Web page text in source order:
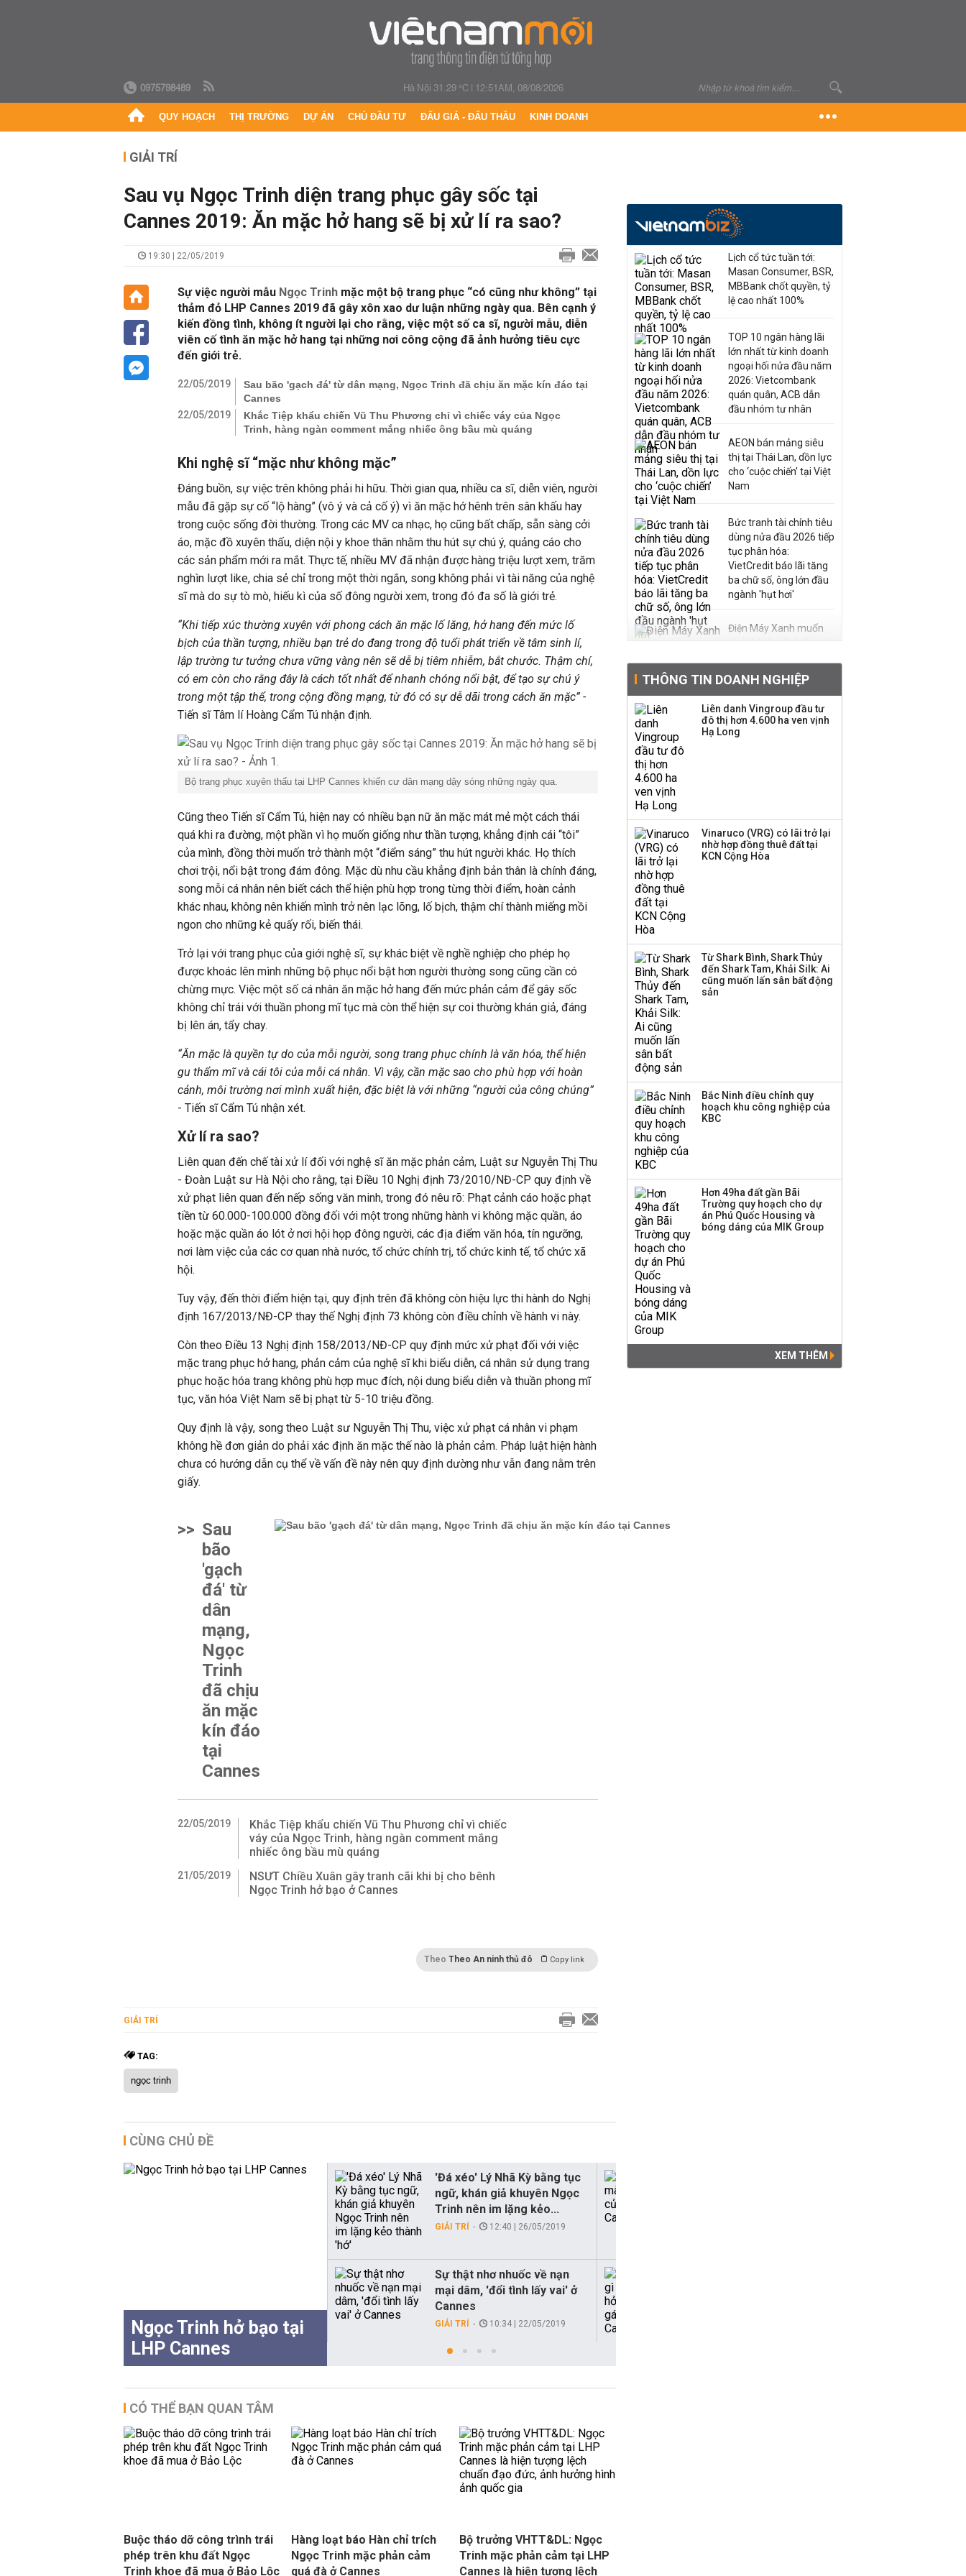
0975798489 Hà Nội 31.29 °C| 12:51AM, 08/08/2026
QUY HOẠCH THỊ TRƯỜNG DỰ ÁN CHỦ ĐẦU TƯ ĐẤU GIÁ - ĐẤU THẦU KINH DOANH
GIẢI TRÍ
Sau vụ Ngọc Trinh diện trang phục gây sốc tại
Cannes 2019: Ăn mặc hở hang sẽ bị xử lí ra sao?
19:30 | 22/05/2019
Sự việc người mẫu Ngọc Trinh mặc một bộ trang phục “có cũng như không” tại
thảm đỏ LHP Cannes 2019 đã gây xôn xao dư luận những ngày qua. Bên cạnh ý
kiến đồng tình, không ít người lại cho rằng, việc một số ca sĩ, người mẫu, diễn
viên cố tình ăn mặc hở hang tại những nơi công cộng đã ảnh hưởng tiêu cực
đến giới trẻ.
22/05/2019
Sau bão 'gạch đá' từ dân mạng, Ngọc Trinh đã chịu ăn mặc kín đáo tại
Cannes
22/05/2019
Khắc Tiệp khẩu chiến Vũ Thu Phương chỉ vì chiếc váy của Ngọc
Trinh, hàng ngàn comment mắng nhiếc ông bầu mù quáng
Khi nghệ sĩ “mặc như không mặc”
Đáng buồn, sự việc trên không phải hi hữu. Thời gian qua, nhiều ca sĩ, diễn viên, người
mẫu đã gặp sự cố “lộ hàng” (vô ý và cả cố ý) vì ăn mặc hớ hênh trên sân khấu hay
trong cuộc sống đời thường. Trong các MV ca nhạc, họ cũng bất chấp, sẵn sàng cởi
áo, mặc đồ xuyên thấu, diện nội y khoe thân nhằm thu hút sự chú ý, quảng cáo cho
các sản phẩm mới ra mắt. Thực tế, nhiều MV đã nhận được hàng triệu lượt xem, trăm
nghìn lượt like, chia sẻ chỉ trong một thời ngắn, song không phải vì tài năng của nghệ
sĩ mà do sự tò mò, hiếu kì của số đông người xem, trong đó đa số là giới trẻ.
“Khi tiếp xúc thường xuyên với phong cách ăn mặc lố lăng, hở hang đến mức lố
bịch của thần tượng, nhiều bạn trẻ do đang trong độ tuổi phát triển về tâm sinh lí,
lập trường tư tưởng chưa vững vàng nên sẽ dễ bị tiêm nhiễm, bắt chước. Thậm chí,
có em còn cho rằng đây là cách tốt nhất để nhanh chóng nổi bật, để tạo sự chú ý
trong một tập thể, trong cộng đồng mạng, từ đó có sự dễ dãi trong cách ăn mặc” -
Tiến sĩ Tâm lí Hoàng Cẩm Tú nhận định.
Bộ trang phục xuyên thấu tại LHP Cannes khiến cư dân mạng dậy sóng những ngày qua.
Cũng theo Tiến sĩ Cẩm Tú, hiện nay có nhiều bạn nữ ăn mặc mát mẻ một cách thái
quá khi ra đường, một phần vì họ muốn giống như thần tượng, khẳng định cái “tôi”
của mình, đồng thời muốn trở thành một “điểm sáng” thu hút người khác. Họ thích
chơi trội, nổi bật trong đám đông. Mặc dù nhu cầu khẳng định bản thân là chính đáng,
song mỗi cá nhân nên biết cách thể hiện phù hợp trong từng thời điểm, hoàn cảnh
khác nhau, không nên khiến mình trở nên lạc lõng, lố bịch, thậm chí thành miếng mồi
ngon cho những kẻ quấy rối, biến thái.
Trở lại với trang phục của giới nghệ sĩ, sự khác biệt về nghề nghiệp cho phép họ
được khoác lên mình những bộ phục nổi bật hơn người thường song cũng cần có
chừng mực. Việc một số cá nhân ăn mặc hở hang đến mức phản cảm để gây sốc
không chỉ trái với thuần phong mĩ tục mà còn thể hiện sự coi thường khán giả, đáng
bị lên án, tẩy chay.
“Ăn mặc là quyền tự do của mỗi người, song trang phục chính là văn hóa, thể hiện
gu thẩm mĩ và cái tôi của mỗi cá nhân. Vì vậy, cần mặc sao cho phù hợp với hoàn
cảnh, môi trường nơi mình xuất hiện, đặc biệt là với những “người của công chúng”
- Tiến sĩ Cẩm Tú nhận xét.
Xử lí ra sao?
Liên quan đến chế tài xử lí đối với nghệ sĩ ăn mặc phản cảm, Luật sư Nguyễn Thị Thu
- Đoàn Luật sư Hà Nội cho rằng, tại Điều 10 Nghị định 73/2010/NĐ-CP quy định về
xử phạt liên quan đến nếp sống văn minh, trong đó nêu rõ: Phạt cảnh cáo hoặc phạt
tiền từ 60.000-100.000 đồng đối với một trong những hành vi không mặc quần, áo
hoặc mặc quần áo lót ở nơi hội họp đông người, các địa điểm văn hóa, tín ngưỡng,
nơi làm việc của các cơ quan nhà nước, tổ chức chính trị, tổ chức kinh tế, tổ chức xã
hội.
Tuy vậy, đến thời điểm hiện tại, quy định trên đã không còn hiệu lực thi hành do Nghị
định 167/2013/NĐ-CP thay thế Nghị định 73 không còn điều chỉnh về hành vi này.
Còn theo Điều 13 Nghị định 158/2013/NĐ-CP quy định mức xử phạt đối với việc
mặc trang phục hở hang, phản cảm của nghệ sĩ khi biểu diễn, cá nhân sử dụng trang
phục hoặc hóa trang không phù hợp mục đích, nội dung biểu diễn và thuần phong mĩ
tục, văn hóa Việt Nam sẽ bị phạt từ 5-10 triệu đồng.
Quy định là vậy, song theo Luật sư Nguyễn Thị Thu, việc xử phạt cá nhân vi phạm
không hề đơn giản do phải xác định ăn mặc thế nào là phản cảm. Pháp luật hiện hành
chưa có hướng dẫn cụ thể về vấn đề này nên quy định dường như vẫn đang nằm trên
giấy.
>> Sau
bão
'gạch
đá' từ
dân
mạng,
Ngọc
Trinh
đã chịu
ăn mặc
kín đáo
tại
Cannes
22/05/2019
Khắc Tiệp khẩu chiến Vũ Thu Phương chỉ vì chiếc
váy của Ngọc Trinh, hàng ngàn comment mắng
nhiếc ông bầu mù quáng
21/05/2019
NSƯT Chiều Xuân gây tranh cãi khi bị cho bênh
Ngọc Trinh hở bạo ở Cannes
Theo Theo An ninh thủ đô Copy link
GIẢI TRÍ
TAG:
ngọc trinh
CÙNG CHỦ ĐỀ
Ngọc Trinh hở bạo tại
LHP Cannes
'Đá xéo' Lý Nhã Kỳ bằng tục
ngữ, khán giả khuyên Ngọc
Trinh nên im lặng kẻo...
GIẢI TRÍ 12:40 | 26/05/2019
Sự thật nhơ nhuốc về nạn
mại dâm, 'đổi tình lấy vai' ở
Cannes
GIẢI TRÍ 10:34 | 22/05/2019
CÓ THỂ BẠN QUAN TÂM
Buộc tháo dỡ công trình trái
phép trên khu đất Ngọc
Trinh khoe đã mua ở Bảo Lộc
Hàng loạt báo Hàn chỉ trích
Ngọc Trinh mặc phản cảm
quá đà ở Cannes
Bộ trưởng VHTT&DL: Ngọc
Trinh mặc phản cảm tại LHP
Cannes là hiện tượng lệch
Lịch cổ tức tuần tới:
Masan Consumer, BSR,
MBBank chốt quyền, tỷ
lệ cao nhất 100%
TOP 10 ngân hàng lãi
lớn nhất từ kinh doanh
ngoại hối nửa đầu năm
2026: Vietcombank
quán quân, ACB dẫn
đầu nhóm tư nhân
AEON bán mảng siêu
thị tại Thái Lan, dồn lực
cho ‘cuộc chiến’ tại Việt
Nam
Bức tranh tài chính tiêu
dùng nửa đầu 2026 tiếp
tục phân hóa:
VietCredit báo lãi tăng
ba chữ số, ông lớn đầu
ngành 'hụt hơi'
Điện Máy Xanh muốn
phát hành cổ phiếu với
Sau nhịp điều chỉnh
mạnh, CTCK nhìn thấy
cơ hội ở nhóm cổ phiếu
thanh lý toàn bộ cửa
hàng
Công ty 100 tỷ của
Huấn Hoa Hồng bỗng
dưng ‘biến mất’, một
THÔNG TIN DOANH NGHIỆP
Liên danh Vingroup đầu tư
đô thị hơn 4.600 ha ven vịnh
Hạ Long
Vinaruco (VRG) có lãi trở lại
nhờ hợp đồng thuê đất tại
KCN Cộng Hòa
Từ Shark Bình, Shark Thủy
đến Shark Tam, Khải Silk: Ai
cũng muốn lấn sân bất động
sản
Bắc Ninh điều chỉnh quy
hoạch khu công nghiệp của
KBC
Hơn 49ha đất gần Bãi
Trường quy hoạch cho dự
án Phú Quốc Housing và
bóng dáng của MIK Group
XEM THÊM